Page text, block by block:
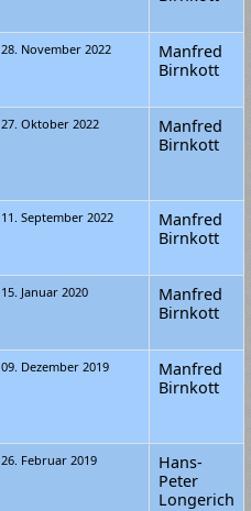
28. November 2022
Manfred
Birnkott
27. Oktober 2022
Manfred
Birnkott
11. September 2022
Manfred
Birnkott
15. Januar 2020
Manfred
Birnkott
09. Dezember 2019
Manfred
Birnkott
26. Februar 2019
Hans-
Peter
Longerich